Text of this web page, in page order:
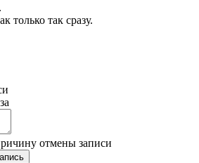
только так сразу.
отмены записи